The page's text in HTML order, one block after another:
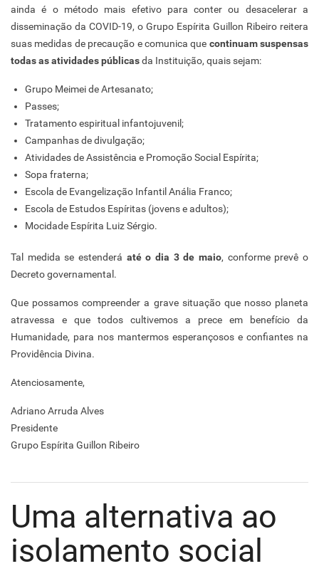
ainda é o método mais efetivo para conter ou desacelerar a
disseminação da COVID-19, o Grupo Espírita Guillon Ribeiro reitera
suas medidas de precaução e comunica que continuam suspensas
todas as atividades públicasda Instituição, quais sejam:
Grupo Meimei de Artesanato;
Passes;
Tratamento espiritual infantojuvenil;
Campanhas de divulgação;
Atividades de Assistência e Promoção Social Espírita;
Sopa fraterna;
Escola de Evangelização Infantil Anália Franco;
Escola de Estudos Espíritas (jovens e adultos);
Mocidade Espírita Luiz Sérgio.
Tal medida se estenderá até o dia 3 de maio, conforme prevê o
Decreto governamental.
Que possamos compreender a grave situação que nosso planeta
atravessa e que todos cultivemos a prece em benefício da
Humanidade, para nos mantermos esperançosos e confiantes na
Providência Divina.
Atenciosamente,
Adriano Arruda Alves
Presidente
Grupo Espírita Guillon Ribeiro
Uma alternativa ao
isolamento social